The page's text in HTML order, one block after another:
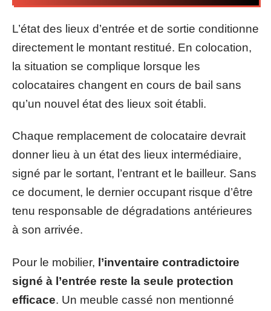
L’état des lieux d’entrée et de sortie conditionne
directement le montant restitué. En colocation,
la situation se complique lorsque les
colocataires changent en cours de bail sans
qu’un nouvel état des lieux soit établi.
Chaque remplacement de colocataire devrait
donner lieu à un état des lieux intermédiaire,
signé par le sortant, l’entrant et le bailleur. Sans
ce document, le dernier occupant risque d’être
tenu responsable de dégradations antérieures
à son arrivée.
Pour le mobilier, l’inventaire contradictoire
signé à l’entrée reste la seule protection
efficace. Un meuble cassé non mentionné